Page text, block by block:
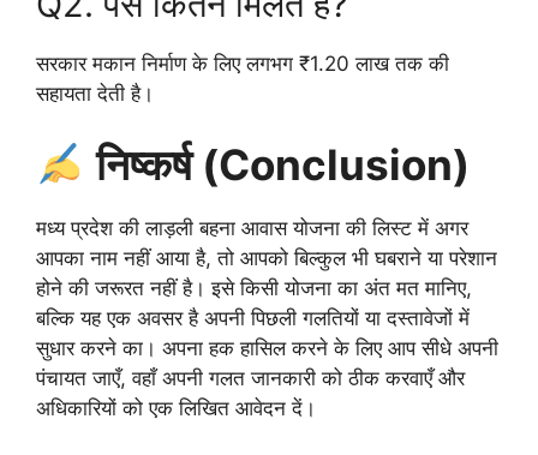
सरकार मकान निर्माण के लिए लगभग ₹1.20 लाख तक की
सहायता देती है।
निष्कर्ष (Conclusion)
मध्य प्रदेश की लाड़ली बहना आवास योजना की लिस्ट में अगर
आपका नाम नहीं आया है, तो आपको बिल्कुल भी घबराने या परेशान
होने की जरूरत नहीं है। इसे किसी योजना का अंत मत मानिए,
बल्कि यह एक अवसर है अपनी पिछली गलतियों या दस्तावेजों में
सुधार करने का। अपना हक हासिल करने के लिए आप सीधे अपनी
पंचायत जाएँ, वहाँ अपनी गलत जानकारी को ठीक करवाएँ और
अधिकारियों को एक लिखित आवेदन दें।